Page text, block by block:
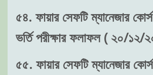
৫৪. ফায়ার সেফটি ম্যানেজার
ভর্তি পরীক্ষার ফলাফল ( ২০/১২/
৫৫. ফায়ার সেফটি ম্যানেজার